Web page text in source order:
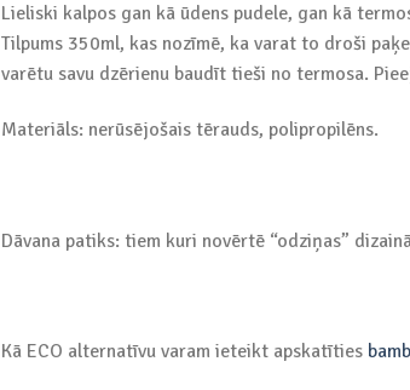
Lieliski kalpos gan kā ūdens pudele, gan kā
Tilpums 350ml, kas nozīmē, ka varat to droši
varētu savu dzērienu baudīt tieši no termosa.
Materiāls: nerūsējošais tērauds, polipropilēns.
Dāvana patiks: tiem kuri novērtē “odziņas”
Kā ECO alternatīvu varam ieteikt apskatīties